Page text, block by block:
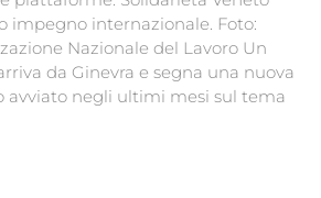
impegno internazionale. Foto:
Nazionale del Lavoro Un
da Ginevra e segna una nuova
avviato negli ultimi mesi sul tema